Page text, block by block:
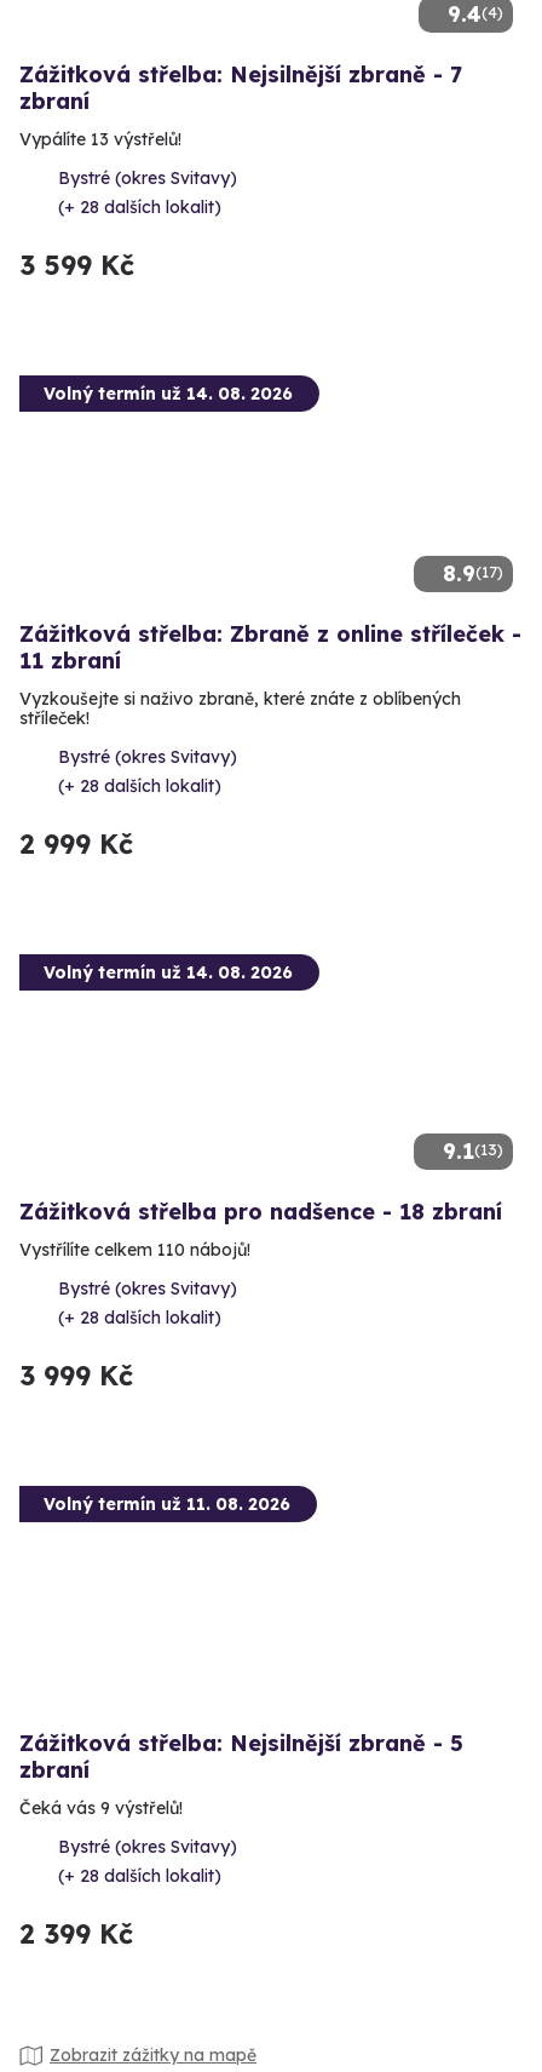
9.4(4)
Zážitková střelba: Nejsilnější zbraně - 7
zbraní
Vypálíte 13 výstřelů!
Bystré (okres Svitavy)
(+ 28 dalších lokalit)
3 599 Kč
8.9(17)
Volný termín už 14. 08. 2026
Zážitková střelba: Zbraně z online stříleček -
11 zbraní
Vyzkoušejte si naživo zbraně, které znáte z oblíbených
stříleček!
Bystré (okres Svitavy)
(+ 28 dalších lokalit)
2 999 Kč
9.1(13)
Volný termín už 14. 08. 2026
Zážitková střelba pro nadšence - 18 zbraní
Vystřílíte celkem 110 nábojů!
Bystré (okres Svitavy)
(+ 28 dalších lokalit)
3 999 Kč
Volný termín už 11. 08. 2026
Zážitková střelba: Nejsilnější zbraně - 5
zbraní
Čeká vás 9 výstřelů!
Bystré (okres Svitavy)
(+ 28 dalších lokalit)
2 399 Kč
Zobrazit zážitky na mapě